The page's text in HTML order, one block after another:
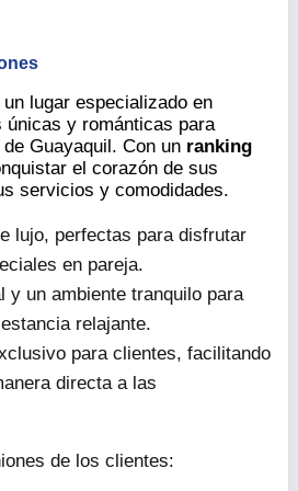
un lugar especializado en
únicas y románticas para
Guayaquil. Con un ranking
el corazón de sus
servicios y comodidades.
lujo, perfectas para disfrutar
en pareja.
y un ambiente tranquilo para
relajante.
para clientes, facilitando
directa a las
de los clientes: